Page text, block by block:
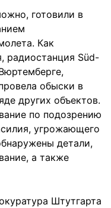
готовили в
Как
радиостанция Süd-
обыски в
других объектов.
по подозрению
угрожающего
детали,
а также
Штутгарта